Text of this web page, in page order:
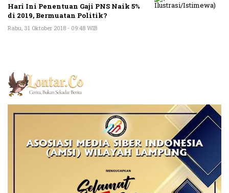
Hari Ini Penentuan Gaji PNS Naik 5%
di 2019, Bermuatan Politik?
Rabu, 31 Oktober 2018 - 09:48 WIB